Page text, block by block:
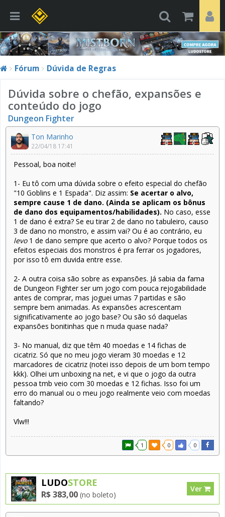
Fórum Dúvida de Regras
Dúvida sobre o chefão, expansões e
conteúdo do jogo
Dungeon Fighter
Ton Marinho
22/04/18 17:41
Pessoal, boa noite!
1- Eu tô com uma dúvida sobre o efeito especial do chefão
"10 Goblins e 1 Espada". Diz assim: Se acertar o alvo,
sempre cause 1 de dano. (Ainda se aplicam os bônus
de dano dos equipamentos/habilidades). No caso, esse
1 de dano é extra? Se eu tirar 2 de dano no tabuleiro, causo
3 de dano no monstro, e assim vai? Ou é ao contrário, eu
levo 1 de dano sempre que acerto o alvo? Porque todos os
efeitos especiais dos monstros é pra ferrar os jogadores,
por isso tô em duvida entre esse.
2- A outra coisa são sobre as expansões. Já sabia da fama
de Dungeon Fighter ser um jogo com pouca rejogabilidade
antes de comprar, mas joguei umas 7 partidas e são
sempre bem animadas. As expansões acrescentam
significativamente ao jogo base? Ou são só daquelas
expansões bonitinhas que n muda quase nada?
3- No manual, diz que têm 40 moedas e 14 fichas de
cicatriz. Só que no meu jogo vieram 30 moedas e 12
marcadores de cicatriz (notei isso depois de um bom tempo
kkk). Olhei um unboxing na net, e vi que o jogo da outra
pessoa tmb veio com 30 moedas e 12 fichas. Isso foi um
erro do manual ou o meu jogo realmente veio com moedas
faltando?
Vlw!!!
1 0 0
LUDOSTORE
R$ 383,00 (no boleto)
Ver